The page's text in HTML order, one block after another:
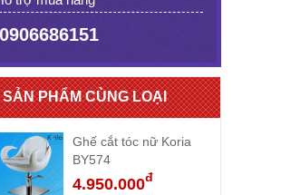
0906686151
SẢN PHẨM CÙNG LOẠI
Ghế cắt tóc nữ Koria
BY574
4.950.000đ